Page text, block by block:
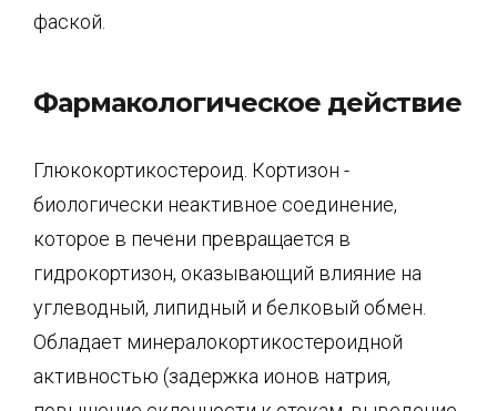
фас­кой.
Фармакологическое действие
Глюкокортикостероид. Кортизон -
биологически неактивное соединение,
которое в пече­ни превращается в
гидрокортизон, оказывающий влияние на
углеводный, липидный и белковый обмен.
Обладает минералокортикостероидной
активностью (задержка ионов натрия,